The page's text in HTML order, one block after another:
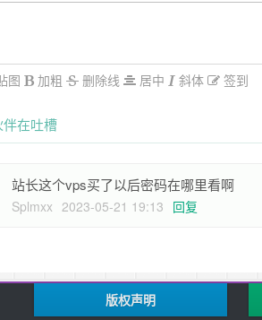
图 加粗 删除线 居中 斜体 签到
在吐槽
站长这个vps买了以后密码在哪里看啊
Splmxx 2023-05-21 19:13 回复
版权声明